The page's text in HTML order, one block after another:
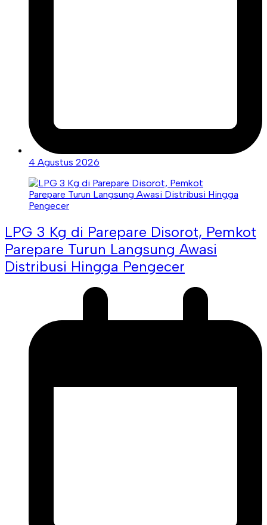
4 Agustus 2026
LPG 3 Kg di Parepare Disorot, Pemkot
Parepare Turun Langsung Awasi
Distribusi Hingga Pengecer